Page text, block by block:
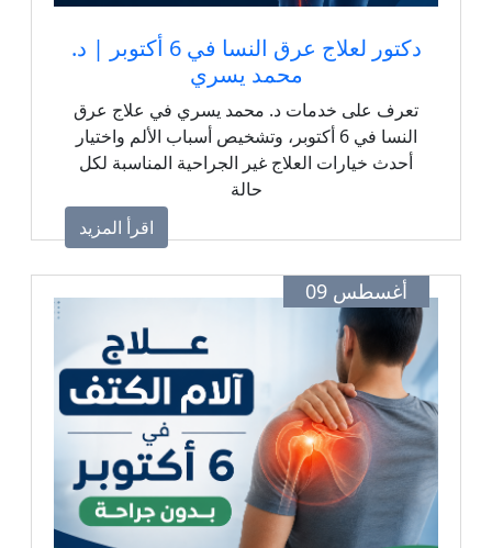
دكتور لعلاج عرق النسا في 6 أكتوبر | د.
محمد يسري
تعرف على خدمات د. محمد يسري في علاج عرق
النسا في 6 أكتوبر، وتشخيص أسباب الألم واختيار
أحدث خيارات العلاج غير الجراحية المناسبة لكل
حالة
اقرأ المزيد
أغسطس 09